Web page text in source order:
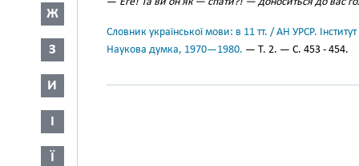
Ж
З
И
І
Ї
Словник української мови: в 11 тт. / АН УРСР.
Наукова думка, 1970—1980. — Т. 2. — С. 453 - 454.